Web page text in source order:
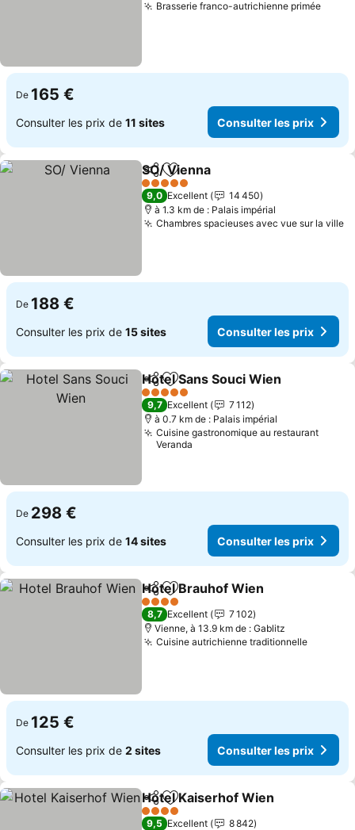
Brasserie franco-autrichienne primée
De 165 €
Consulter les prix de 11 sites Consulter les prix
PartagerAjouter à mes favoris
SO/ Vienna
5 Étoiles
9,0 Excellent
14 450
à 1.3 km de : Palais impérial
Chambres spacieuses avec vue sur la ville
De 188 €
Consulter les prix de 15 sites Consulter les prix
PartagerAjouter à mes favoris
Hotel Sans Souci Wien
5 Étoiles
9,7 Excellent
7 112
à 0.7 km de : Palais impérial
Cuisine gastronomique au restaurant
Veranda
De 298 €
Consulter les prix de 14 sites Consulter les prix
PartagerAjouter à mes favoris
Hotel Brauhof Wien
4 Étoiles
8,7 Excellent
7 102
Vienne, à 13.9 km de : Gablitz
Cuisine autrichienne traditionnelle
De 125 €
Consulter les prix de 2 sites Consulter les prix
PartagerAjouter à mes favoris
Hotel Kaiserhof Wien
4 Étoiles
9,5 Excellent
8 842